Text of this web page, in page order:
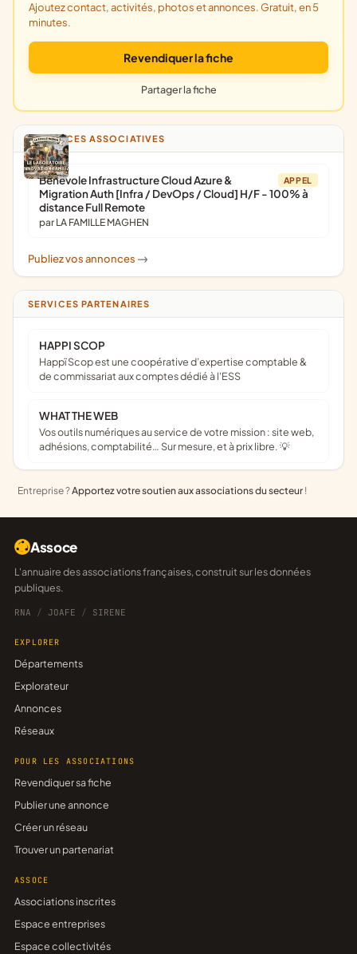
Ajoutez contact, activités, photos et annonces. Gratuit, en 5
minutes.
Revendiquer la fiche
Partager la fiche
ANNONCES ASSOCIATIVES
APPEL
Bénévole Infrastructure Cloud Azure &
Migration Auth [Infra / DevOps / Cloud] H/F - 100% à
distance Full Remote
par LA FAMILLE MAGHEN
Publiez vos annonces ->
SERVICES PARTENAIRES
HAPPI SCOP
Happï Scop est une coopérative d’expertise comptable &
de commissariat aux comptes dédié à l'ESS
WHAT THE WEB
Vos outils numériques au service de votre mission : site web,
adhésions, comptabilité… Sur mesure, et à prix libre. 💡
Entreprise ?Apportez votre soutien aux associations du secteur !
Assoce
L'annuaire des associations françaises, construit sur les données
publiques.
RNA / JOAFE / SIRENE
EXPLORER
Départements
Explorateur
Annonces
Réseaux
POUR LES ASSOCIATIONS
Revendiquer sa fiche
Publier une annonce
Créer un réseau
Trouver un partenariat
ASSOCE
Associations inscrites
Espace entreprises
Espace collectivités